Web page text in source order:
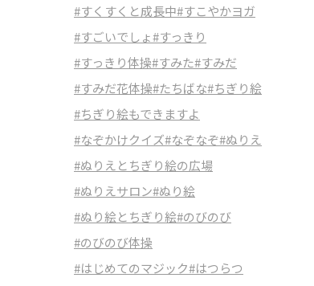
#すくすくと成長中#すこやかヨガ
#すごいでしょ#すっきり
#すっきり体操#すみた#すみだ
#すみだ花体操#たちばな#ちぎり絵
#ちぎり絵もできますよ
#なぞかけクイズ#なぞなぞ#ぬりえ
#ぬりえとちぎり絵の広場
#ぬりえサロン#ぬり絵
#ぬり絵とちぎり絵#のびのび
#のびのび体操
#はじめてのマジック#はつらつ